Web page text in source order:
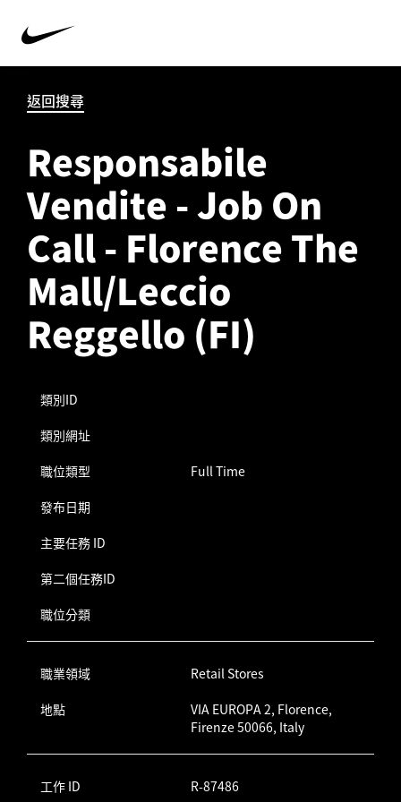
返回搜尋
Responsabile
Vendite - Job On
Call - Florence The
Mall/Leccio
Reggello (FI)
類別ID
類別網址
職位類型
Full Time
發布日期
主要任務 ID
第二個任務ID
職位分類
職業領域
Retail Stores
地點
VIA EUROPA 2, Florence,
Firenze 50066, Italy
工作 ID R-87486